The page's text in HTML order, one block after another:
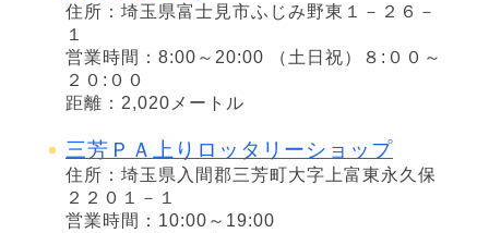
住所：埼玉県富士見市ふじみ野東１－２６－
１
営業時間：8:00～20:00 （土日祝）８:００～
２０:００
距離：2,020メートル
三芳ＰＡ上りロッタリーショップ
住所：埼玉県入間郡三芳町大字上富東永久保
２２０１－１
営業時間：10:00～19:00